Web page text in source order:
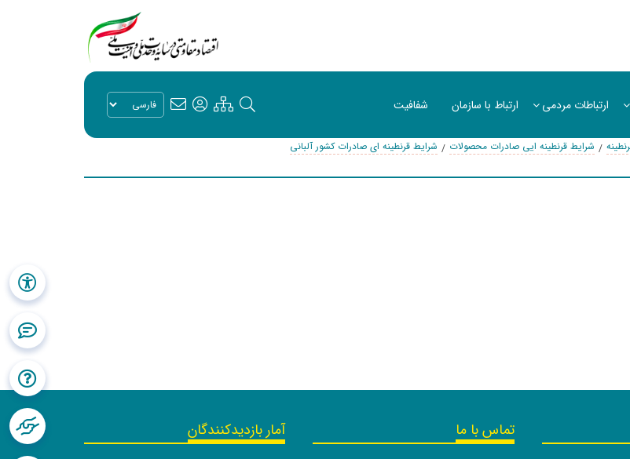
ارتباطات مردمی ارتباط با سازمان شفافیت
شرایط قرنطینه ایی صادرات محصولات شرایط قرنطینه ای صادرات کشور آلبانی
تماس با ما آمار بازدیدکنندگان